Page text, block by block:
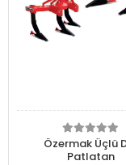
Özermak Üçlü
Patlatan